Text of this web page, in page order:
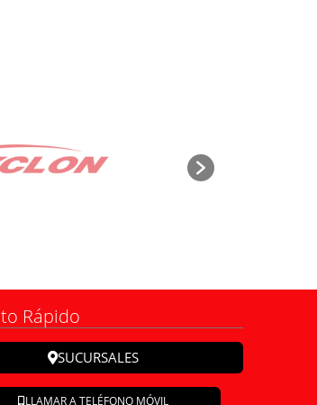
Rápido
SUCURSALES
LLAMAR A TELÉFONO MÓVIL